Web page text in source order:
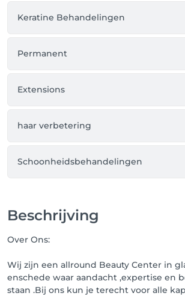
Keratine Behandelingen
Permanent
Extensions
haar verbetering
Schoonheidsbehandelingen
Beschrijving
Over Ons:
Wij zijn een allround Beauty Center in
enschede waar aandacht ,expertise en
staan .Bij ons kun je terecht voor alle